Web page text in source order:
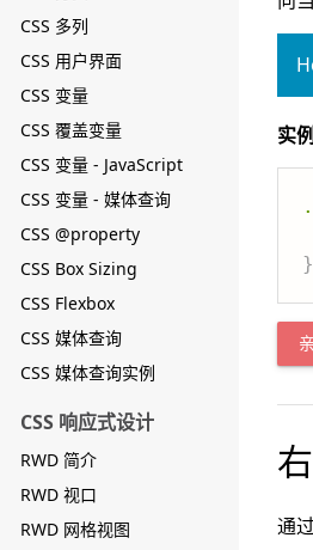
CSS 多列
CSS 用户界面
CSS 变量
CSS 覆盖变量
CSS 变量 - JavaScript
CSS 变量 - 媒体查询
CSS @property
CSS Box Sizing
CSS Flexbox
CSS 媒体查询
CSS 媒体查询实例
CSS 响应式设计
RWD 简介
RWD 视口
RWD 网格视图
实例
}
通